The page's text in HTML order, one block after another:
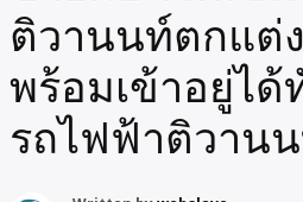
ติวานนท์ตกแต่
พร้อมเข้าอยู่ไ
รถไฟฟ้าติวาน